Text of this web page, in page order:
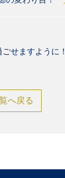
せますように！
へ戻る